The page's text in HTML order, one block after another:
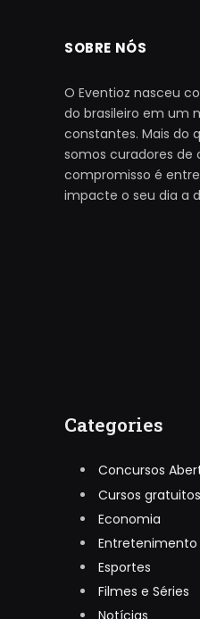
SOBRE NÓS
O Eventioz nasceu
do brasileiro em um
constantes. Mais do
somos curadores de
compromisso é
impacte o seu dia a
Categories
Concursos
Cursos gratuitos
Economia
Entretenimento
Esportes
Filmes e Séries